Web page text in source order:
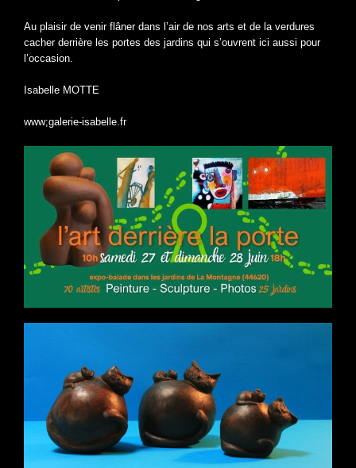
Au plaisir de venir flâner dans l’air de nos arts et de la verdures
cacher derrière les portes des jardins qui s’ouvrent ici aussi pour
l’occasion.
Isabelle MOTTE
www;galerie-isabelle.fr